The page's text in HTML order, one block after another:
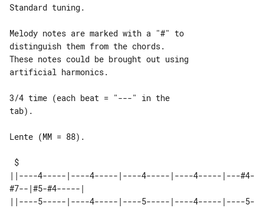
Standard tuning.
Melody notes are marked with a "#" to
distinguish them from the chords.
These notes could be brought out using
artificial harmonics.
3/4 time (each beat = "---" in the
tab).
Lente (MM = 88).
||----4-----|----4-----|----4-----|----4-----|---#4-
#7--|#5-#4-----|
||----5-----|----4-----|----5-----|----4-----|----5-